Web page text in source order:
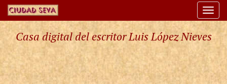
Casa digital del escritor Luis López Nieves